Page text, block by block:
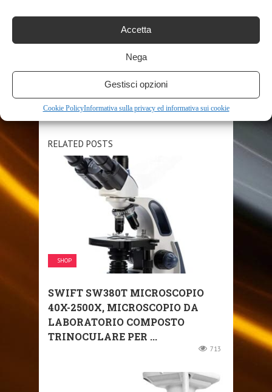
Accetta
Nega
Gestisci opzioni
Cookie PolicyInformativa sulla privacy ed informativa sui cookie
RELATED POSTS
SHOP
SWIFT SW380T MICROSCOPIO
40X-2500X, MICROSCOPIO DA
LABORATORIO COMPOSTO
TRINOCULARE PER ...
713